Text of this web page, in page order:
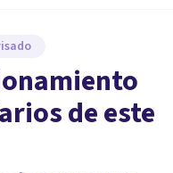
de este